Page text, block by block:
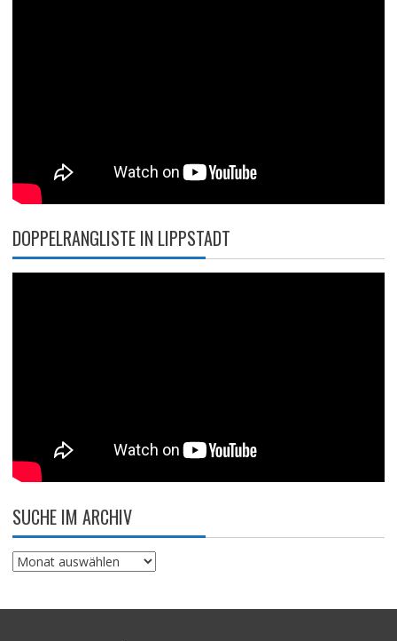
DOPPELRANGLISTE IN LIPPSTADT
SUCHE IM ARCHIV
Suche